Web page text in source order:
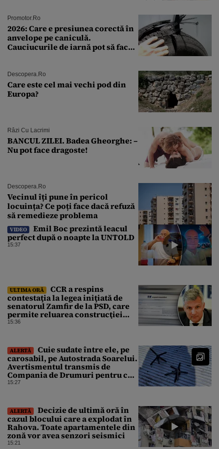
Promotor.ro
2026: Care e presiunea corectă în
anvelope pe caniculă.
Cauciucurile de iarnă pot să facă
Descopera.ro
Care este cel mai vechi pod din
Europa?
Râzi Cu Lacrimi
BANCUL ZILEI. Badea Gheorghe: –
Nu pot face dragoste!
Descopera.ro
Vecinul îți pune în pericol
locuința? Ce poți face dacă refuză
să remedieze problema
VIDEO
Emil Boc prezintă leacul
perfect după o noapte la UNTOLD
15:37
ULTIMA ORĂ
CCR a respins
contestaţia la legea iniţiată de
senatorul Zamfir de la PSD, care
permite reluarea construcţiei
hidrocentralelor din zonele
15:36
ALERTĂ
Cuie sudate între ele, pe
carosabil, pe Autostrada Soarelui.
Avertismentul transmis de
Compania de Drumuri pentru cei
care tranzitează A2
15:27
ALERTĂ
Decizie de ultimă oră în
cazul blocului care a explodat în
Rahova. Toate apartamentele din
zonă vor avea senzori seismici
15:21